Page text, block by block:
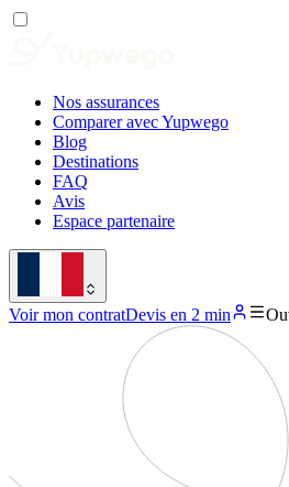
Nos assurances
Comparer avec Yupwego
Blog
Destinations
FAQ
Avis
Espace partenaire
Voir mon contratDevis en 2 min